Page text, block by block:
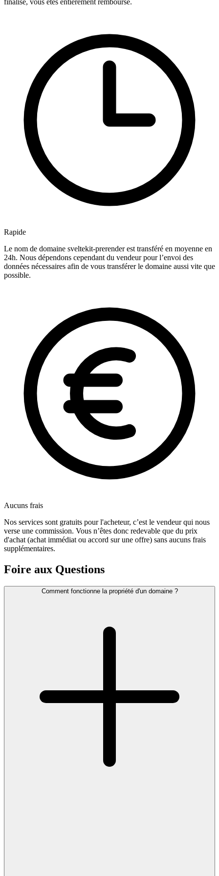
finalisé, vous êtes entièrement remboursé.
Rapide
Le nom de domaine sveltekit-prerender est transféré en moyenne en
24h. Nous dépendons cependant du vendeur pour l’envoi des
données nécessaires afin de vous transférer le domaine aussi vite que
possible.
Aucuns frais
Nos services sont gratuits pour l'acheteur, c’est le vendeur qui nous
verse une commission. Vous n’êtes donc redevable que du prix
d'achat (achat immédiat ou accord sur une offre) sans aucuns frais
supplémentaires.
Foire aux Questions
Comment fonctionne la propriété d'un domaine ?